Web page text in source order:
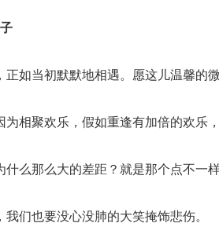
正如当初默默地相遇。愿这儿温馨的
为相聚欢乐，假如重逢有加倍的欢乐
什么那么大的差距？就是那个点不一样
我们也要没心没肺的大笑掩饰悲伤。